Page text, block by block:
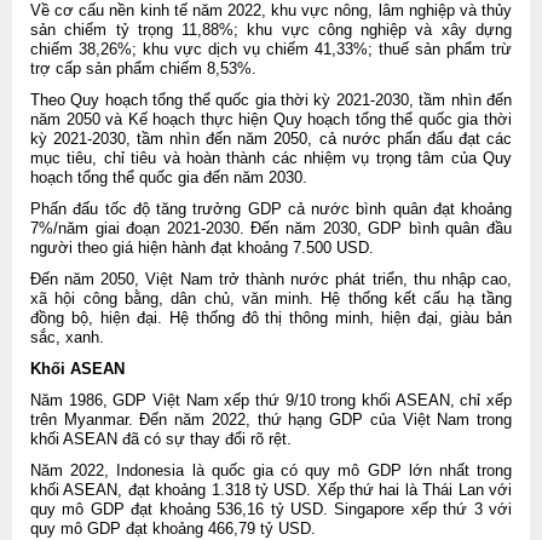
Về cơ cấu nền kinh tế năm 2022, khu vực nông, lâm nghiệp và thủy
sản chiếm tỷ trọng 11,88%; khu vực công nghiệp và xây dựng
chiếm 38,26%; khu vực dịch vụ chiếm 41,33%; thuế sản phẩm trừ
trợ cấp sản phẩm chiếm 8,53%.
Theo Quy hoạch tổng thể quốc gia thời kỳ 2021-2030, tầm nhìn đến
năm 2050 và Kế hoạch thực hiện Quy hoạch tổng thể quốc gia thời
kỳ 2021-2030, tầm nhìn đến năm 2050, cả nước phấn đấu đạt các
mục tiêu, chỉ tiêu và hoàn thành các nhiệm vụ trọng tâm của Quy
hoạch tổng thể quốc gia đến năm 2030.
Phấn đấu tốc độ tăng trưởng GDP cả nước bình quân đạt khoảng
7%/năm giai đoạn 2021-2030. Đến năm 2030, GDP bình quân đầu
người theo giá hiện hành đạt khoảng 7.500 USD.
Đến năm 2050, Việt Nam trở thành nước phát triển, thu nhập cao,
xã hội công bằng, dân chủ, văn minh. Hệ thống kết cấu hạ tầng
đồng bộ, hiện đại. Hệ thống đô thị thông minh, hiện đại, giàu bản
sắc, xanh.
Khối ASEAN
Năm 1986, GDP Việt Nam xếp thứ 9/10 trong khối ASEAN, chỉ xếp
trên Myanmar. Đến năm 2022, thứ hạng GDP của Việt Nam trong
khối ASEAN đã có sự thay đổi rõ rệt.
Năm 2022, Indonesia là quốc gia có quy mô GDP lớn nhất trong
khối ASEAN, đạt khoảng 1.318 tỷ USD. Xếp thứ hai là Thái Lan với
quy mô GDP đạt khoảng 536,16 tỷ USD. Singapore xếp thứ 3 với
quy mô GDP đạt khoảng 466,79 tỷ USD.